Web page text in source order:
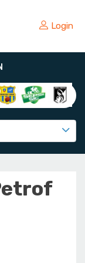
Login